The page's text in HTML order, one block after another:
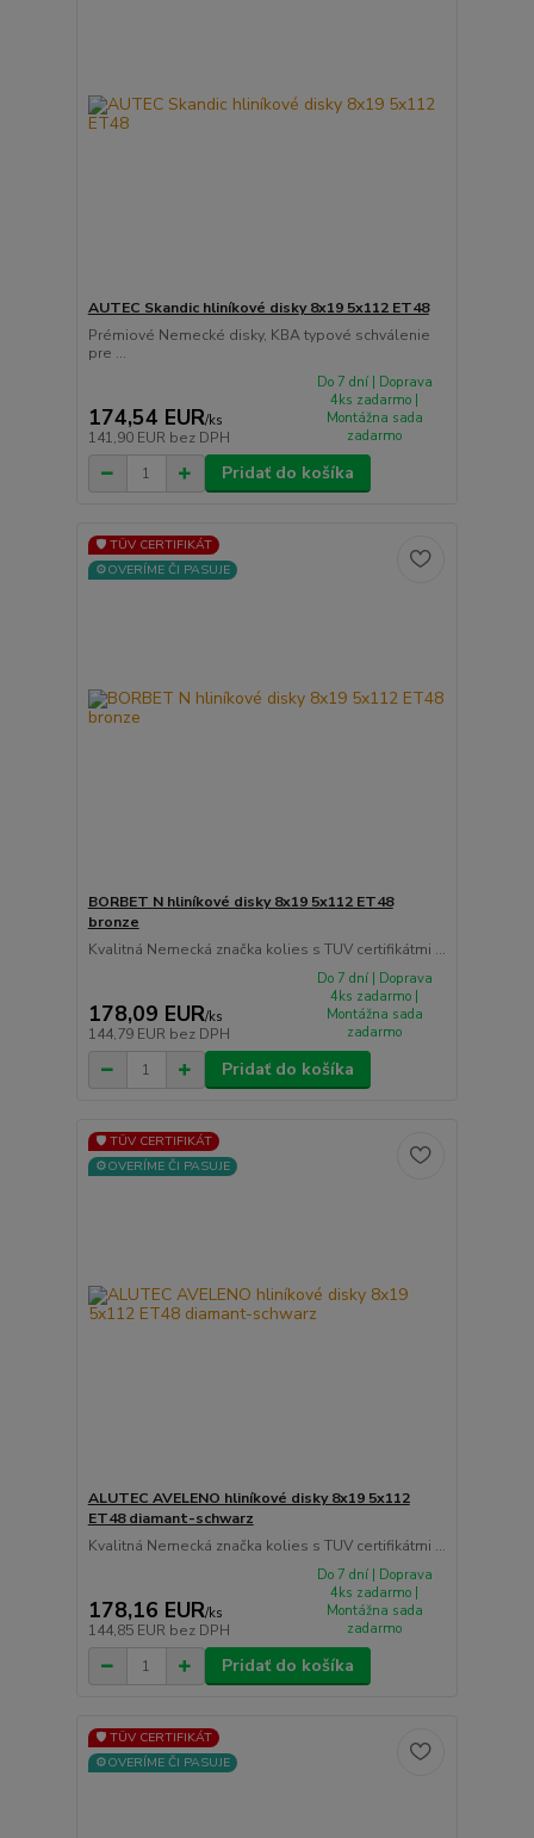
AUTEC Skandic hliníkové disky 8x19 5x112 ET48
Prémiové Nemecké disky, KBA typové schválenie
pre ...
174,54 EUR/ks
141,90 EUR bez DPH
Do 7 dní | Doprava
4ks zadarmo |
Montážna sada
zadarmo
Pridať do košíka
🛡️ TÜV CERTIFIKÁT
⚙️OVERÍME ČI PASUJE
BORBET N hliníkové disky 8x19 5x112 ET48
bronze
Kvalitná Nemecká značka kolies s TUV certifikátmi ...
178,09 EUR/ks
144,79 EUR bez DPH
Do 7 dní | Doprava
4ks zadarmo |
Montážna sada
zadarmo
Pridať do košíka
🛡️ TÜV CERTIFIKÁT
⚙️OVERÍME ČI PASUJE
ALUTEC AVELENO hliníkové disky 8x19 5x112
ET48 diamant-schwarz
Kvalitná Nemecká značka kolies s TUV certifikátmi ...
178,16 EUR/ks
144,85 EUR bez DPH
Do 7 dní | Doprava
4ks zadarmo |
Montážna sada
zadarmo
Pridať do košíka
🛡️ TÜV CERTIFIKÁT
⚙️OVERÍME ČI PASUJE